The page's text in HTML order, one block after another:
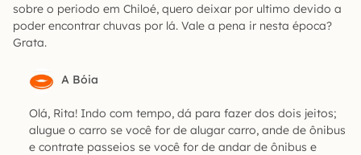
sobre o periodo em Chiloé, quero deixar por ultimo devido a
poder encontrar chuvas por lá. Vale a pena ir nesta época?
Grata.
A Bóia
Olá, Rita! Indo com tempo, dá para fazer dos dois jeitos;
alugue o carro se você for de alugar carro, ande de ônibus
e contrate passeios se você for de andar de ônibus e